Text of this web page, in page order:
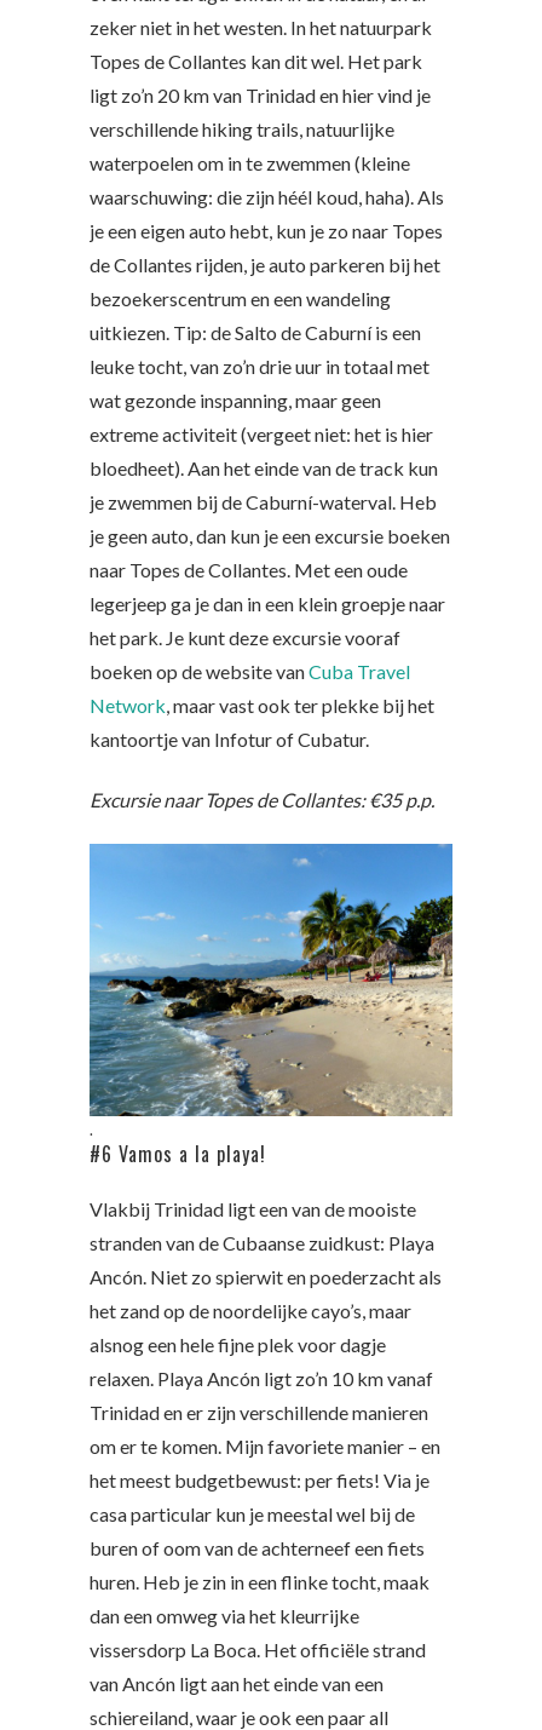
zeker niet in het westen. In het natuurpark
Topes de Collantes kan dit wel. Het park
ligt zo’n 20 km van Trinidad en hier vind je
verschillende hiking trails, natuurlijke
waterpoelen om in te zwemmen (kleine
waarschuwing: die zijn héél koud, haha). Als
je een eigen auto hebt, kun je zo naar Topes
de Collantes rijden, je auto parkeren bij het
bezoekerscentrum en een wandeling
uitkiezen. Tip: de Salto de Caburní is een
leuke tocht, van zo’n drie uur in totaal met
wat gezonde inspanning, maar geen
extreme activiteit (vergeet niet: het is hier
bloedheet). Aan het einde van de track kun
je zwemmen bij de Caburní-waterval. Heb
je geen auto, dan kun je een excursie boeken
naar Topes de Collantes. Met een oude
legerjeep ga je dan in een klein groepje naar
het park. Je kunt deze excursie vooraf
boeken op de website vanCuba Travel
Network , maar vast ook ter plekke bij het
kantoortje van Infotur of Cubatur.
Excursie naar Topes de Collantes: €35 p.p.
.
#6 Vamos a la playa!
Vlakbij Trinidad ligt een van de mooiste
stranden van de Cubaanse zuidkust: Playa
Ancón. Niet zo spierwit en poederzacht als
het zand op de noordelijke cayo’s, maar
alsnog een hele fijne plek voor dagje
relaxen. Playa Ancón ligt zo’n 10 km vanaf
Trinidad en er zijn verschillende manieren
om er te komen. Mijn favoriete manier – en
het meest budgetbewust: per fiets! Via je
casa particular kun je meestal wel bij de
buren of oom van de achterneef een fiets
huren. Heb je zin in een flinke tocht, maak
dan een omweg via het kleurrijke
vissersdorp La Boca. Het officiële strand
van Ancón ligt aan het einde van een
schiereiland, waar je ook een paar all